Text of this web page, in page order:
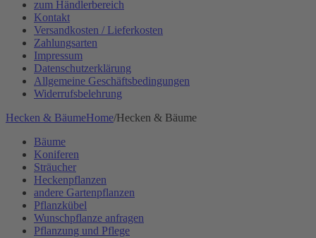
zum Händlerbereich
Kontakt
Versandkosten / Lieferkosten
Zahlungsarten
Impressum
Datenschutzerklärung
Allgemeine Geschäftsbedingungen
Widerrufsbelehrung
Hecken & BäumeHome/Hecken & Bäume
Bäume
Koniferen
Sträucher
Heckenpflanzen
andere Gartenpflanzen
Pflanzkübel
Wunschpflanze anfragen
Pflanzung und Pflege